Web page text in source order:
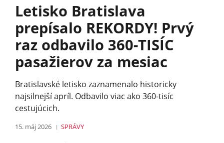
Letisko Bratislava
prepísalo REKORDY! Prvý
raz odbavilo 360-TISÍC
pasažierov za mesiac
Bratislavské letisko zaznamenalo historicky
najsilnejší apríl. Odbavilo viac ako 360-tisíc
cestujúcich.
15. máj 2026 SPRÁVY